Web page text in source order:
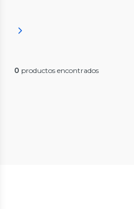
0 productos encontrados